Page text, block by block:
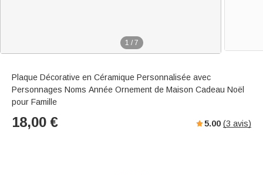
1 / 7
Plaque Décorative en Céramique Personnalisée avec
Personnages Noms Année Ornement de Maison Cadeau Noël
pour Famille
18,00 € 5.00 (3 avis)